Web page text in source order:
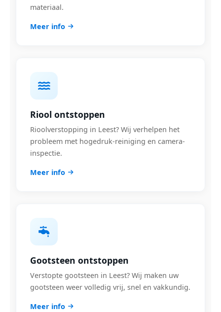
materiaal.
Meer info
Riool ontstoppen
Rioolverstopping in Leest? Wij verhelpen het
probleem met hogedruk-reiniging en camera-
inspectie.
Meer info
Gootsteen ontstoppen
Verstopte gootsteen in Leest? Wij maken uw
gootsteen weer volledig vrij, snel en vakkundig.
Meer info